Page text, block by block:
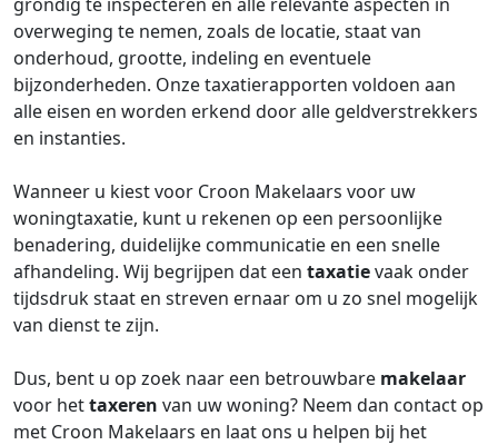
overweging te nemen, zoals de locatie, staat van
onderhoud, grootte, indeling en eventuele
bijzonderheden. Onze taxatierapporten voldoen aan
alle eisen en worden erkend door alle geldverstrekkers
en instanties.
Wanneer u kiest voor Croon Makelaars voor uw
woningtaxatie, kunt u rekenen op een persoonlijke
benadering, duidelijke communicatie en een snelle
afhandeling. Wij begrijpen dat een taxatievaak onder
tijdsdruk staat en streven ernaar om u zo snel mogelijk
van dienst te zijn.
Dus, bent u op zoek naar een betrouwbare makelaar
voor hettaxeren van uw woning? Neem dan contact op
met Croon Makelaars en laat ons u helpen bij het